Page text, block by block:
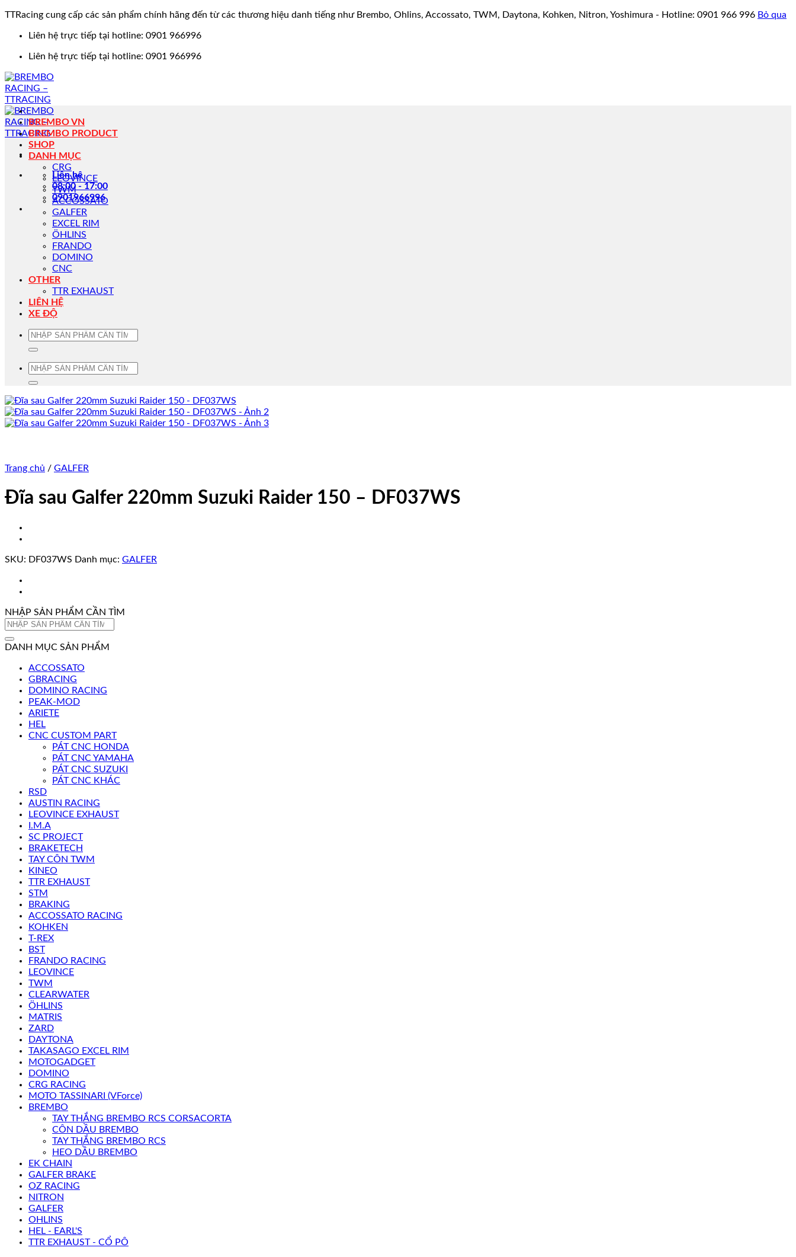
TTRacing cung cấp các sản phẩm chính hãng đến từ các thương hiệu danh tiếng như Brembo, Ohlins, Accossato, TWM, Daytona, Kohken, Nitron, Yoshimura - Hotline: 0901 966 996 Bỏ qua
Liên hệ trực tiếp tại hotline: 0901 966996
Liên hệ trực tiếp tại hotline: 0901 966996
Liên hệ
08:00 - 17:00
0901966996
BREMBO VN
BREMBO PRODUCT
SHOP
DANH MỤC
CRG
LEOVINCE
TWM
ACCOSSATO
GALFER
EXCEL RIM
ÖHLINS
FRANDO
DOMINO
CNC
OTHER
TTR EXHAUST
LIÊN HỆ
XE ĐỘ
Tìm
Tìm
Trang chủ / GALFER
Đĩa sau Galfer 220mm Suzuki Raider 150 – DF037WS
SKU: DF037WS Danh mục: GALFER
NHẬP SẢN PHẨM CẦN TÌM
Tìm
DANH MỤC SẢN PHẨM
ACCOSSATO
GBRACING
DOMINO RACING
PEAK-MOD
ARIETE
HEL
CNC CUSTOM PART
PÁT CNC HONDA
PÁT CNC YAMAHA
PÁT CNC SUZUKI
PÁT CNC KHÁC
RSD
AUSTIN RACING
LEOVINCE EXHAUST
I.M.A
SC PROJECT
BRAKETECH
TAY CÔN TWM
KINEO
TTR EXHAUST
STM
BRAKING
ACCOSSATO RACING
KOHKEN
T-REX
BST
FRANDO RACING
LEOVINCE
TWM
CLEARWATER
ÖHLINS
MATRIS
ZARD
DAYTONA
TAKASAGO EXCEL RIM
MOTOGADGET
DOMINO
CRG RACING
MOTO TASSINARI (VForce)
BREMBO
TAY THẮNG BREMBO RCS CORSACORTA
CÔN DẦU BREMBO
TAY THẮNG BREMBO RCS
HEO DẦU BREMBO
EK CHAIN
GALFER BRAKE
OZ RACING
NITRON
GALFER
OHLINS
HEL - EARL'S
TTR EXHAUST - CỔ PÔ